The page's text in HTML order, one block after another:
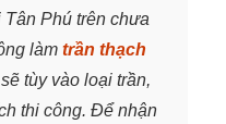
Phú trên chưa
làm trần thạch
tùy vào loại trần,
thi công. Để nhận